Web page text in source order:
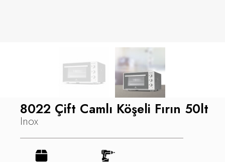
8022 Çift Camlı Köşeli Fırın 50lt
Inox